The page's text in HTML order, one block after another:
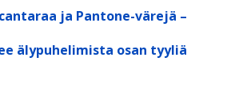
ja Pantone-värejä –
älypuhelimista osan tyyliä